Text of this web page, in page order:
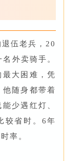
伍老兵，20
外卖骑手。
大困难，凭
随身都带着
少遇红灯、
较省时。6年
率。